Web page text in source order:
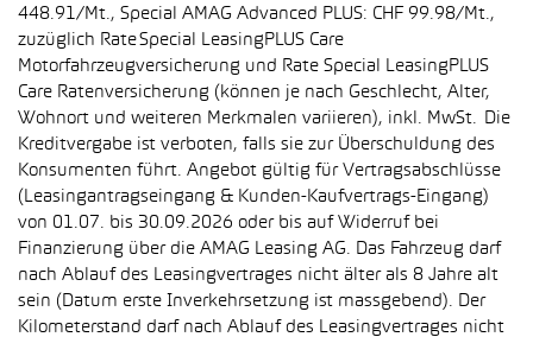
448.91/Mt., Special AMAG Advanced PLUS: CHF 99.98/Mt.,
zuzüglich Rate Special LeasingPLUS Care
Motorfahrzeugversicherung und Rate Special LeasingPLUS
Care Ratenversicherung (können je nach Geschlecht, Alter,
Wohnort und weiteren Merkmalen variieren), inkl. MwSt. Die
Kreditvergabe ist verboten, falls sie zur Überschuldung des
Konsumenten führt. Angebot gültig für Vertragsabschlüsse
(Leasingantragseingang & Kunden-Kaufvertrags-Eingang)
von 01.07. bis 30.09.2026 oder bis auf Widerruf bei
Finanzierung über die AMAG Leasing AG. Das Fahrzeug darf
nach Ablauf des Leasingvertrages nicht älter als 8 Jahre alt
sein (Datum erste Inverkehrsetzung ist massgebend). Der
Kilometerstand darf nach Ablauf des Leasingvertrages nicht